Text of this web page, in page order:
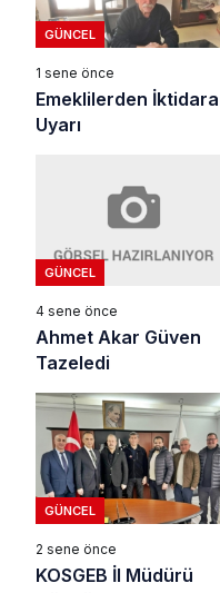
GÜNCEL
1 sene önce
Emeklilerden İktidara
Uyarı
GÜNCEL
4 sene önce
Ahmet Akar Güven
Tazeledi
GÜNCEL
2 sene önce
KOSGEB İl Müdürü